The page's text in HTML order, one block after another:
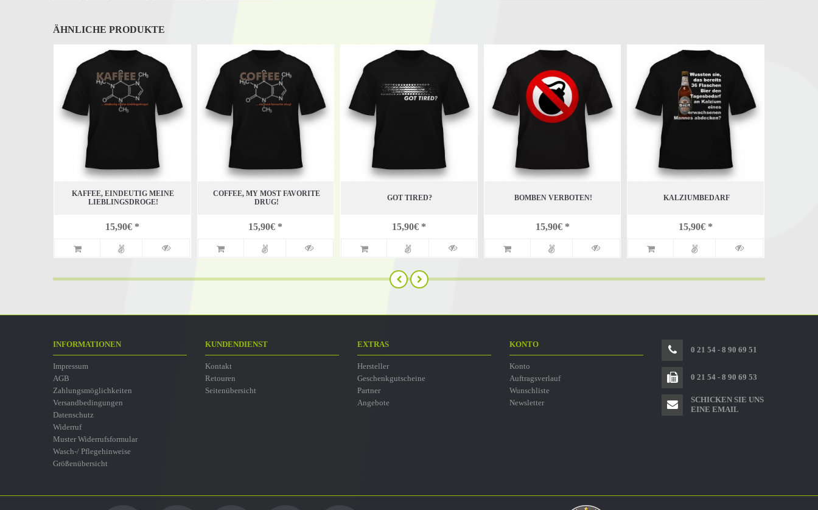
ÄHNLICHE PRODUKTE
KAFFEE, EINDEUTIG MEINE
LIEBLINGSDROGE!
15,90€ *
COFFEE, MY MOST FAVORITE
DRUG!
15,90€ *
GOT TIRED?
15,90€ *
BOMBEN VERBOTEN!
15,90€ *
KALZIUMBEDARF
15,90€ *
INFORMATIONEN
Impressum
AGB
Zahlungsmöglichkeiten
Versandbedingungen
Datenschutz
Widerruf
Muster Widerrufsformular
Wasch-/ Pflegehinweise
Größenübersicht
KUNDENDIENST
Kontakt
Retouren
Seitenübersicht
EXTRAS
Hersteller
Geschenkgutscheine
Partner
Angebote
KONTO
Konto
Auftragsverlauf
Wunschliste
Newsletter
0 21 54 - 8 90 69 51
0 21 54 - 8 90 69 53
SCHICKEN SIE UNS
EINE EMAIL